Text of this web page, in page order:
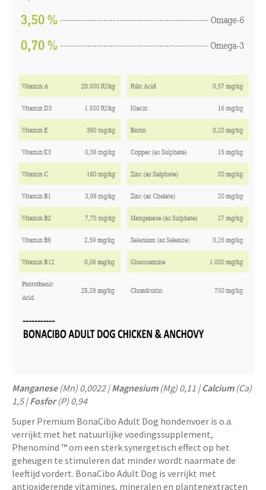
Manganese(Mn) 0,0022 |Magnesium(Mg) 0,11 |Calcium(Ca)
1,5 |Fosfor(P) 0,94
Super Premium BonaCibo Adult Dog hondenvoer is o.a.
verrijkt met het natuurlijke voedingssupplement,
Phenomind ™ om een ​​sterk synergetisch effect op het
geheugen te stimuleren dat minder wordt naarmate de
leeftijd vordert. BonaCibo Adult Dog is verrijkt met
antioxiderende vitamines, mineralen en plantenextracten